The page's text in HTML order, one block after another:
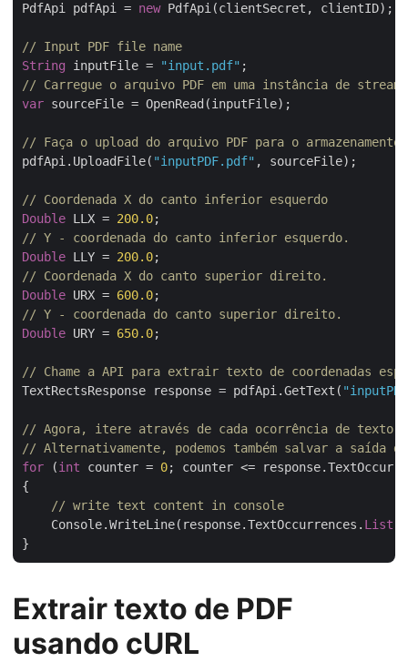
PdfApi pdfApi = new PdfApi(clientSecret, clientID);
// Input PDF file name
String inputFile = "input.pdf"
// Carregue o arquivo PDF em uma instância de stream.
var sourceFile = OpenRead(inputFile);
// Faça o upload do arquivo PDF para o armazenamento
pdfApi.UploadFile( "inputPDF.pdf" , sourceFile);
// Coordenada X do canto inferior esquerdo
Double LLX = 200.0
// Y - coordenada do canto inferior esquerdo.
Double LLY = 200.0
// Coordenada X do canto superior direito.
Double URX = 600.0
// Y - coordenada do canto superior direito.
Double URY = 650.0;
// Chame a API para extrair texto de coordenadas
TextRectsResponse response = pdfApi.GetText(
// Agora, itere através de cada ocorrência de texto e
// Alternativamente, podemos também salvar a saída
for (int counter = 0; counter <=
{
// write text content in console
    Console.WriteLine(response.TextOccurrences.
List
Extrair texto de PDF
usando cURL